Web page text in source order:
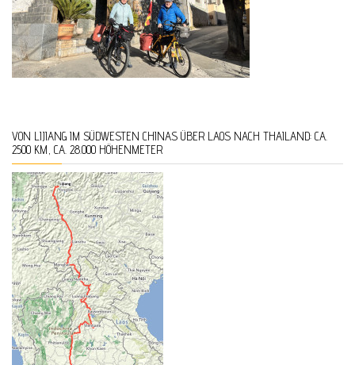
VON LIJIANG IM SÜDWESTEN CHINAS ÜBER LAOS NACH THAILAND: CA.
2500 KM, CA. 28.000 HÖHENMETER